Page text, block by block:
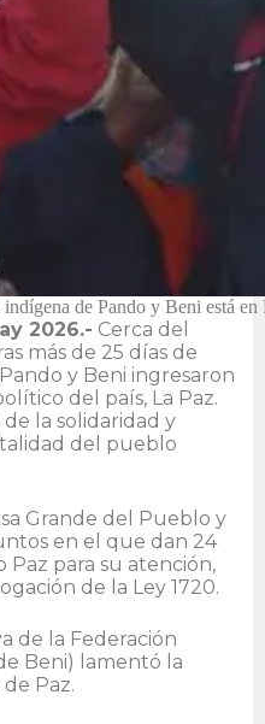
de Pando y Beni está
2026.- Cerca del
más de 25 días de
y Beni ingresaron
del país, La Paz.
la solidaridad y
del pueblo
Grande del Pueblo y
en el que dan 24
Paz para su atención,
de la Ley 1720.
de la Federación
Beni) lamentó la
Paz.